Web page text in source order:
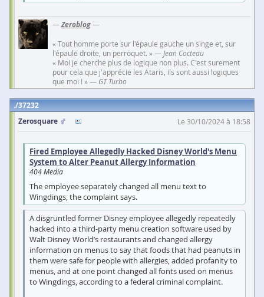
—Zeroblog—
« Tout homme porte sur l'épaule gauche un singe et, sur
l'épaule droite, un perroquet. » — Jean Cocteau
« Moi je cherche plus de logique non plus. C'est surement
pour cela que j'apprécie les Ataris, ils sont aussi logiques
que moi ! » — GT Turbo
37232
Zerosquare
Le 30/10/2024 à 18:58
Fired Employee Allegedly Hacked Disney World's Menu
System to Alter Peanut Allergy Information
404 Media
The employee separately changed all menu text to
Wingdings, the complaint says.
A disgruntled former Disney employee allegedly repeatedly
hacked into a third-party menu creation software used by
Walt Disney World’s restaurants and changed allergy
information on menus to say that foods that had peanuts in
them were safe for people with allergies, added profanity to
menus, and at one point changed all fonts used on menus
to Wingdings, according to a federal criminal complaint.